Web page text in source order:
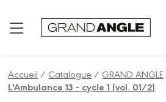
Accueil / Catalogue / GRAND ANGLE
L'Ambulance 13 - cycle 1 (vol. 01/2)